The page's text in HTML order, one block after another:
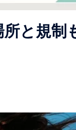
と規制